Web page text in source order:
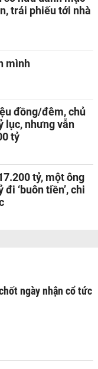
trái phiếu tới nhà
mình
đồng/đêm, chủ
lục, nhưng vẫn
tỷ
tỷ, một ông
‘buôn tiền’, chi
ngày nhận cổ tức